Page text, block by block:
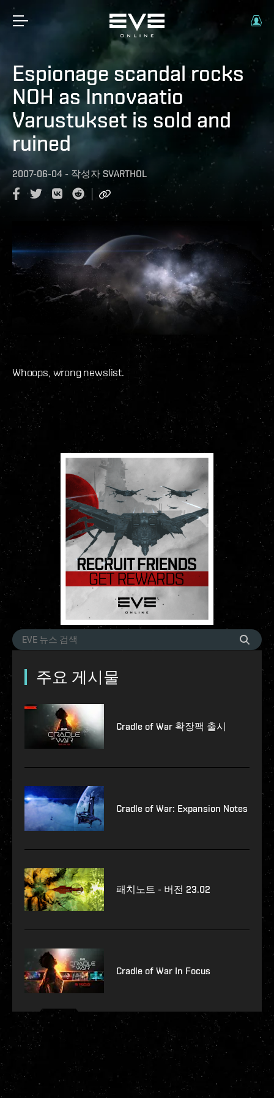
Espionage scandal rocks
NOH as Innovaatio
Varustukset is sold and
ruined
2007-06-04 - 작성자 SVARTHOL
Whoops, wrong newslist.
주요 게시물
Cradle of War 확장팩 출시
Cradle of War: Expansion Notes
패치노트 - 버전 23.02
Cradle of War In Focus